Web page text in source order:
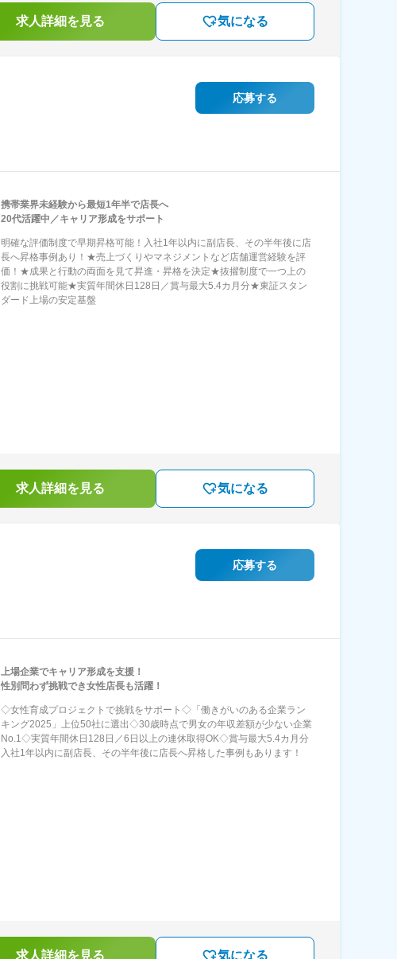
求人詳細を見る 気になる
応募する
携帯業界未経験から最短1年半で店長へ
20代活躍中／キャリア形成をサポート
明確な評価制度で早期昇格可能！入社1年以内に副店長、その半年後に店
長へ昇格事例あり！★売上づくりやマネジメントなど店舗運営経験を評
価！★成果と行動の両面を見て昇進・昇格を決定★抜擢制度で一つ上の
役割に挑戦可能★実質年間休日128日／賞与最大5.4カ月分★東証スタン
ダード上場の安定基盤
求人詳細を見る 気になる
応募する
上場企業でキャリア形成を支援！
性別問わず挑戦でき女性店長も活躍！
◇女性育成プロジェクトで挑戦をサポート◇「働きがいのある企業ラン
キング2025」上位50社に選出◇30歳時点で男女の年収差額が少ない企業
No.1◇実質年間休日128日／6日以上の連休取得OK◇賞与最大5.4カ月分
入社1年以内に副店長、その半年後に店長へ昇格した事例もあります！
求人詳細を見る 気になる